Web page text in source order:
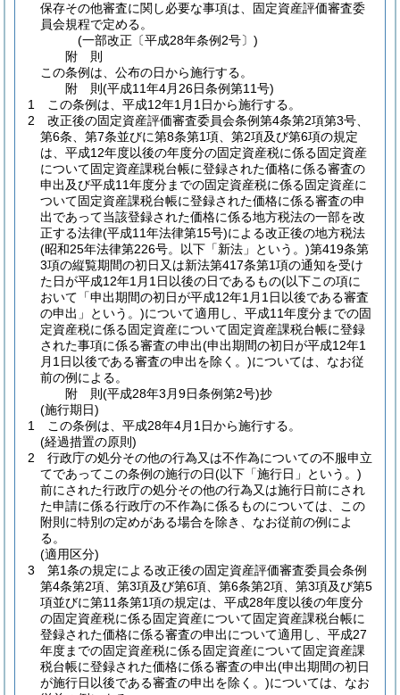
保存その他審査に関し必要な事項は、固定資産評価審査委
員会規程で定める。
(一部改正〔平成28年条例2号〕)
附 則
この条例は、公布の日から施行する。
附 則(平成11年4月26日条例第11号)
1
この条例は、平成12年1月1日から施行する。
2
改正後の固定資産評価審査委員会条例第4条第2項第3号、
第6条、第7条並びに第8条第1項、第2項及び第6項の規定
は、平成12年度以後の年度分の固定資産税に係る固定資産
について固定資産課税台帳に登録された価格に係る審査の
申出及び平成11年度分までの固定資産税に係る固定資産に
ついて固定資産課税台帳に登録された価格に係る審査の申
出であって当該登録された価格に係る地方税法の一部を改
正する法律(平成11年法律第15号)による改正後の地方税法
(昭和25年法律第226号。以下「新法」という。)第419条第
3項の縦覧期間の初日又は新法第417条第1項の通知を受け
た日が平成12年1月1日以後の日であるもの(以下この項に
おいて「申出期間の初日が平成12年1月1日以後である審査
の申出」という。)について適用し、平成11年度分までの固
定資産税に係る固定資産について固定資産課税台帳に登録
された事項に係る審査の申出(申出期間の初日が平成12年1
月1日以後である審査の申出を除く。)については、なお従
前の例による。
附 則(平成28年3月9日条例第2号)抄
(施行期日)
1
この条例は、平成28年4月1日から施行する。
(経過措置の原則)
2
行政庁の処分その他の行為又は不作為についての不服申立
てであってこの条例の施行の日(以下「施行日」という。)
前にされた行政庁の処分その他の行為又は施行日前にされ
た申請に係る行政庁の不作為に係るものについては、この
附則に特別の定めがある場合を除き、なお従前の例によ
る。
(適用区分)
3
第1条の規定による改正後の固定資産評価審査委員会条例
第4条第2項、第3項及び第6項、第6条第2項、第3項及び第5
項並びに第11条第1項の規定は、平成28年度以後の年度分
の固定資産税に係る固定資産について固定資産課税台帳に
登録された価格に係る審査の申出について適用し、平成27
年度までの固定資産税に係る固定資産について固定資産課
税台帳に登録された価格に係る審査の申出(申出期間の初日
が施行日以後である審査の申出を除く。)については、なお